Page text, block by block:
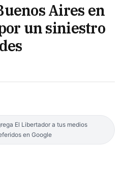
Aires en
un siniestro
El Libertador a tus medios
en Google